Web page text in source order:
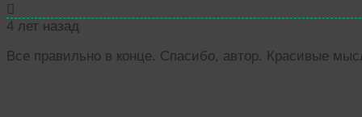
4 лет назад
Все правильно в конце. Спасибо, автор. Красивые